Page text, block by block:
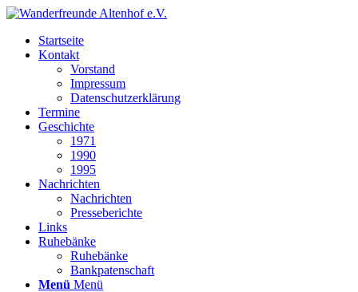
Startseite
Kontakt
Vorstand
Impressum
Datenschutzerklärung
Termine
Geschichte
1971
1990
1995
Nachrichten
Nachrichten
Presseberichte
Links
Ruhebänke
Ruhebänke
Bankpatenschaft
Menü Menü